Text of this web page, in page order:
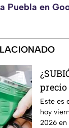
Puebla en
precio
Este es
hoy
2026 en